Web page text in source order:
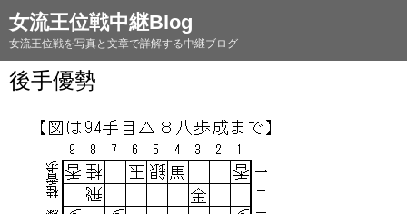
女流王位戦中継Blog
女流王位戦を写真と文章で詳解する中継ブログ
後手優勢